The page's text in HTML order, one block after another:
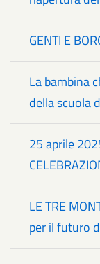
GENTI E
La bambina
della scuola
25 aprile
LE TRE
per il futuro